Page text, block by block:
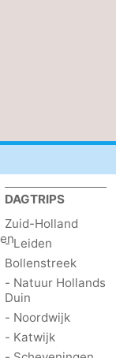
DAGTRIPS
Zuid-Holland
- Leiden
Bollenstreek
- Natuur Hollands
Duin
- Noordwijk
- Katwijk